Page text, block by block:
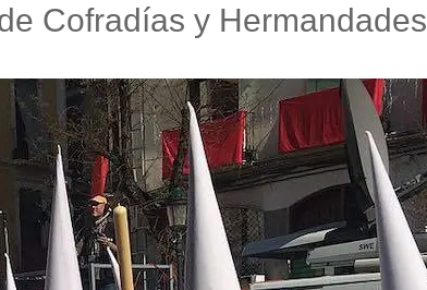
Cofradías y Hermandades